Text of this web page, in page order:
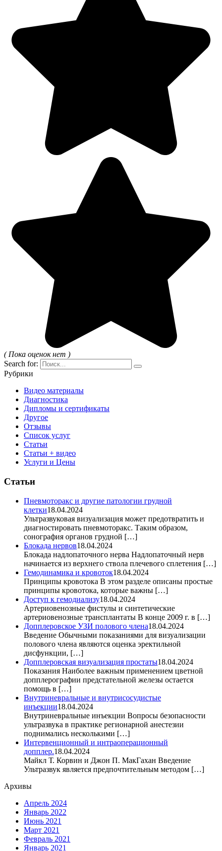
( Пока оценок нет )
Search for:
Рубрики
Видео материалы
Диагностика
Дипломы и сертификаты
Другое
Отзывы
Список услуг
Статьи
Статьи + видео
Услуги и Цены
Статьи
Пневмоторакс и другие патологии грудной
клетки18.04.2024
Ультразвуковая визуализация может предотвратить и
диагностировать пневмоторакс. Таким образом,
сонография органов грудной […]
Блокада нервов18.04.2024
Блокада надлопаточного нерва Надлопаточный нерв
начинается из верхнего ствола плечевого сплетения […]
Гемодинамика и кровоток18.04.2024
Принципы кровотока В этом разделе описаны простые
принципы кровотока, которые важны […]
Доступ к гемодиализу18.04.2024
Артериовенозные фистулы и синтетические
артериовенозные трансплантаты В конце 2009 г. в […]
Допплеровское УЗИ полового члена18.04.2024
Введение Обычными показаниями для визуализации
полового члена являются оценка эректильной
дисфункции, […]
Допплеровская визуализация простаты18.04.2024
Показания Наиболее важным применением цветной
допплерографии предстательной железы остается
помощь в […]
Внутриневральные и внутрисосудистые
инъекции18.04.2024
Внутриневральные инъекции Вопросы безопасности
ультразвука в практике регионарной анестезии
поднимались несколькими […]
Интервенционный и интраоперационный
допплер.18.04.2024
Майкл Т. Корвин и Джон П. МакГахан Введение
Ультразвук является предпочтительным методом […]
Архивы
Апрель 2024
Январь 2022
Июнь 2021
Март 2021
Февраль 2021
Январь 2021